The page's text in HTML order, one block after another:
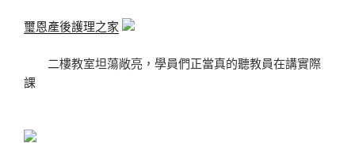
璽恩產後護理之家
二樓教室坦蕩敞亮，學員們正當真的聽教員在講實際
課